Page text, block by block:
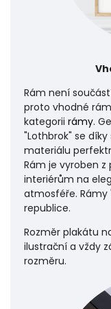
Rám není
proto vhodné
kategorii rámy.
"Lothbrok" se
materiálu
Rám je vyroben
interiérům na
atmosféře. Rámy
republice.
Rozměr plakátu
ilustrační a vždy
rozměru.